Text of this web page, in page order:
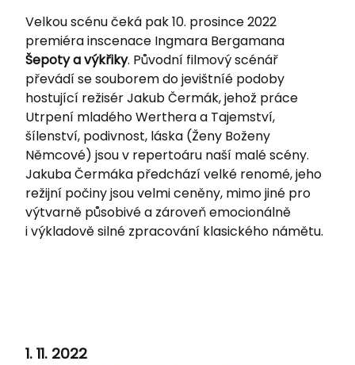
Velkou scénu čeká pak 10. prosince 2022
premiéra inscenace Ingmara Bergamana
Šepoty avýkřiky. Původní filmový scénář
převádí se souborem do jevištníé podoby
hostující režisér Jakub Čermák, jehož práce
Utrpení mladého Werthera a Tajemství,
šílenství, podivnost, láska (Ženy Boženy
Němcové) jsou v repertoáru naší malé scény.
Jakuba Čermáka předchází velké renomé, jeho
režijní počiny jsou velmi ceněny, mimo jiné pro
výtvarně působivé a zároveň emocionálně
i výkladově silné zpracování klasického námětu.
1. 11. 2022